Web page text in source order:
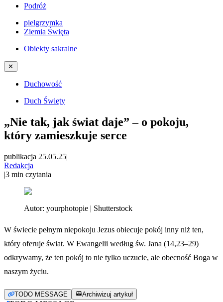
Podróż
pielgrzymka
Ziemia Święta
Obiekty sakralne
✕
Duchowość
Duch Święty
„Nie tak, jak świat daje” – o pokoju,
który zamieszkuje serce
publikacja 25.05.25|
Redakcja
|3 min czytania
Autor: yourphotopie | Shutterstock
W świecie pełnym niepokoju Jezus obiecuje pokój inny niż ten,
który oferuje świat. W Ewangelii według św. Jana (14,23–29)
odkrywamy, że ten pokój to nie tylko uczucie, ale obecność Boga w
naszym życiu.
TODO MESSAGE Archiwizuj artykuł